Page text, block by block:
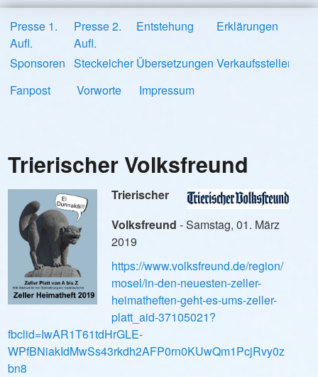
Presse 1.
Aufl.
Presse 2.
Aufl.
Entstehung Erklärungen
Sponsoren Steckelcher Übersetzungen Verkaufsstellen
Fanpost
Vorworte Impressum
Trierischer Volksfreund
Trierischer
Volksfreund - Samstag, 01. März
2019
https://www.volksfreund.de/region/
mosel/in-den-neuesten-zeller-
heimatheften-geht-es-ums-zeller-
platt_aid-37105021?
fbclid=IwAR1T61tdHrGLE-
WPfBNiakIdMwSs43rkdh2AFP0rn0KUwQm1PcjRvy0z
bn8